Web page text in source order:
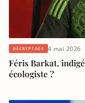
DÉCRYPTAGE 4 mai 2026
Féris Barkat,
écologiste ?